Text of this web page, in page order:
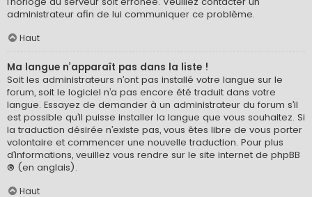
administrateur afin de lui communiquer ce problème.
Haut
Ma langue n’apparaît pas dans la liste !
Soit les administrateurs n’ont pas installé votre langue sur le
forum, soit le logiciel n’a pas encore été traduit dans votre
langue. Essayez de demander à un administrateur du forum s’il
est possible qu’il puisse installer la langue que vous souhaitez. Si
la traduction désirée n’existe pas, vous êtes libre de vous porter
volontaire et commencer une nouvelle traduction. Pour plus
d’informations, veuillez vous rendre sur le site internet de phpBB
® (en anglais).
Haut